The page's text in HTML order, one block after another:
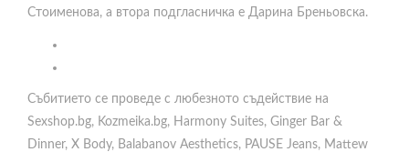
Стоименова, а втора подгласничка е Дарина Бреньовска.
Събитието се проведе с любезното съдействие на
Sexshop.bg, Kozmeika.bg, Harmony Suites, Ginger Bar &
Dinner, X Body, Balabanov Aesthetics, PAUSE Jeans, Mattew